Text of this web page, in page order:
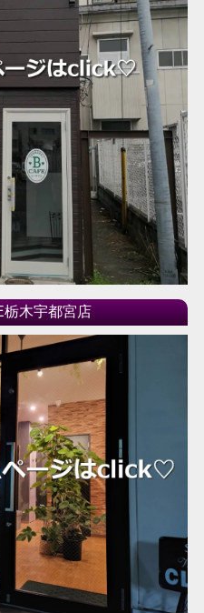
木宇都宮店